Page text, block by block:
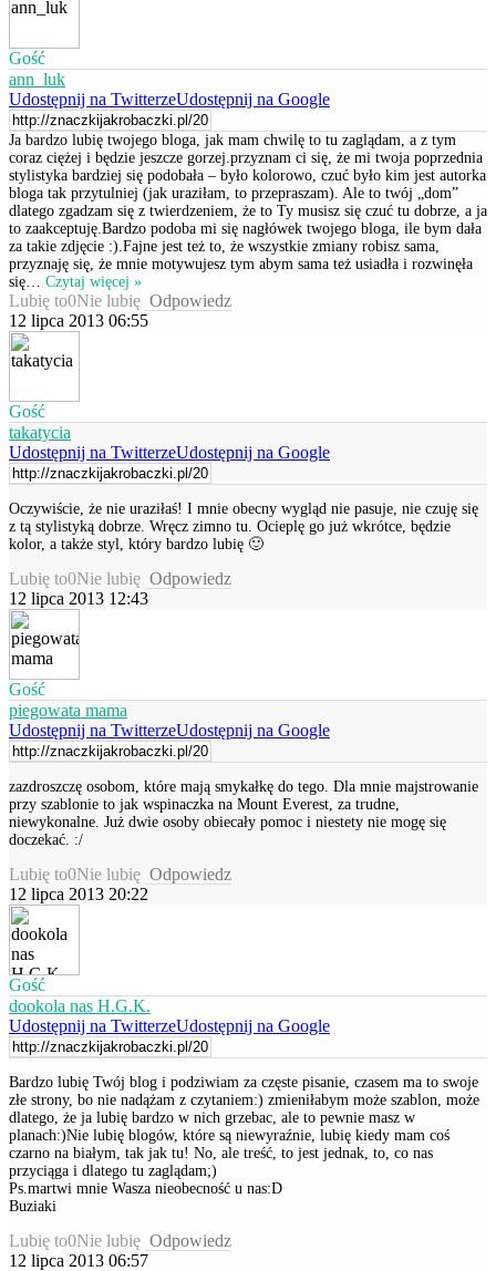
Gość
ann_luk
Udostępnij na TwitterzeUdostępnij na Google
Ja bardzo lubię twojego bloga, jak mam chwilę to tu zaglądam, a z tym
coraz ciężej i będzie jeszcze gorzej.przyznam ci się, że mi twoja poprzednia
stylistyka bardziej się podobała – było kolorowo, czuć było kim jest autorka
bloga tak przytulniej (jak uraziłam, to przepraszam). Ale to twój „dom”
dlatego zgadzam się z twierdzeniem, że to Ty musisz się czuć tu dobrze, a ja
to zaakceptuję.Bardzo podoba mi się nagłówek twojego bloga, ile bym dała
za takie zdjęcie :).Fajne jest też to, że wszystkie zmiany robisz sama,
przyznaję się, że mnie motywujesz tym abym sama też usiadła i rozwinęła
się… Czytaj więcej »
Lubię to0Nie lubię Odpowiedz
12 lipca 2013 06:55
Gość
takatycia
Udostępnij na TwitterzeUdostępnij na Google
Oczywiście, że nie uraziłaś! I mnie obecny wygląd nie pasuje, nie czuję się
z tą stylistyką dobrze. Wręcz zimno tu. Ocieplę go już wkrótce, będzie
kolor, a także styl, który bardzo lubię 🙂
Lubię to0Nie lubię Odpowiedz
12 lipca 2013 12:43
Gość
piegowata mama
Udostępnij na TwitterzeUdostępnij na Google
zazdroszczę osobom, które mają smykałkę do tego. Dla mnie majstrowanie
przy szablonie to jak wspinaczka na Mount Everest, za trudne,
niewykonalne. Już dwie osoby obiecały pomoc i niestety nie mogę się
doczekać. :/
Lubię to0Nie lubię Odpowiedz
12 lipca 2013 20:22
Gość
dookola nas H.G.K.
Udostępnij na TwitterzeUdostępnij na Google
Bardzo lubię Twój blog i podziwiam za częste pisanie, czasem ma to swoje
złe strony, bo nie nadążam z czytaniem:) zmieniłabym może szablon, może
dlatego, że ja lubię bardzo w nich grzebac, ale to pewnie masz w
planach:)Nie lubię blogów, które są niewyraźnie, lubię kiedy mam coś
czarno na białym, tak jak tu! No, ale treść, to jest jednak, to, co nas
przyciąga i dlatego tu zaglądam;)
Ps.martwi mnie Wasza nieobecność u nas:D
Buziaki
Lubię to0Nie lubię Odpowiedz
12 lipca 2013 06:57